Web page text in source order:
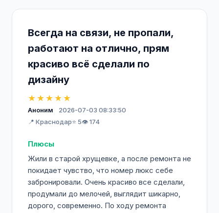
Всегда на связи, не пропали,
работают на отлично, прям
красиво всё сделали по
дизайну
★★★★★
Аноним
2026-07-03 08:33:50
📍 Краснодар⭐ 5👁️ 174
Плюсы
Жили в старой хрущевке, а после ремонта не
покидает чувство, что номер люкс себе
забронировали. Очень красиво все сделали,
продумали до мелочей, выглядит шикарно,
дорого, современно. По ходу ремонта